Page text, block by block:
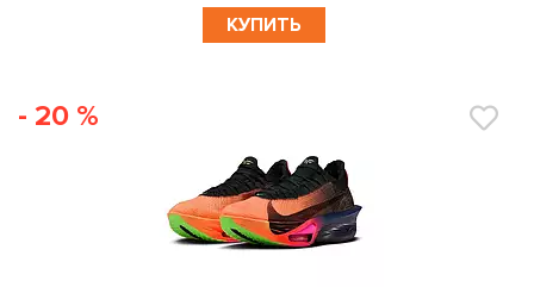
КУПИТЬ
- 20 %